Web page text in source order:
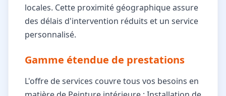
locales. Cette proximité géographique assure
des délais d'intervention réduits et un service
personnalisé.
Gamme étendue de prestations
L'offre de services couvre tous vos besoins en